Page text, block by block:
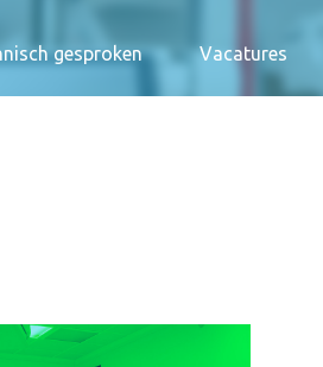
gesproken Vacatures